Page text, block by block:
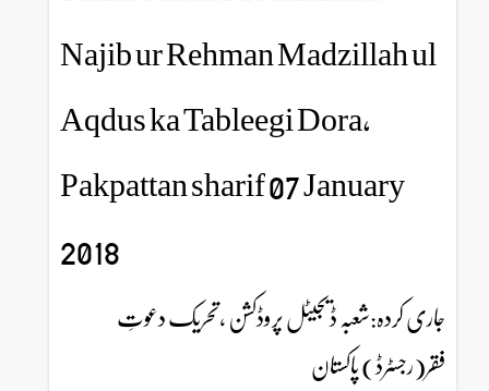
Najib ur Rehman Madzillah ul
Aqdus ka Tableegi Dora,
Pakpattan sharif 07 January
2018
جاری کردہ:شعبہ ڈیجیٹل پروڈکشن ،تحریک دعوتِ
فقر(رجسٹرڈ) پاکستان